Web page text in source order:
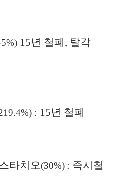
15년 철폐, 탈각
: 15년 철폐
타치오(30%) : 즉시철